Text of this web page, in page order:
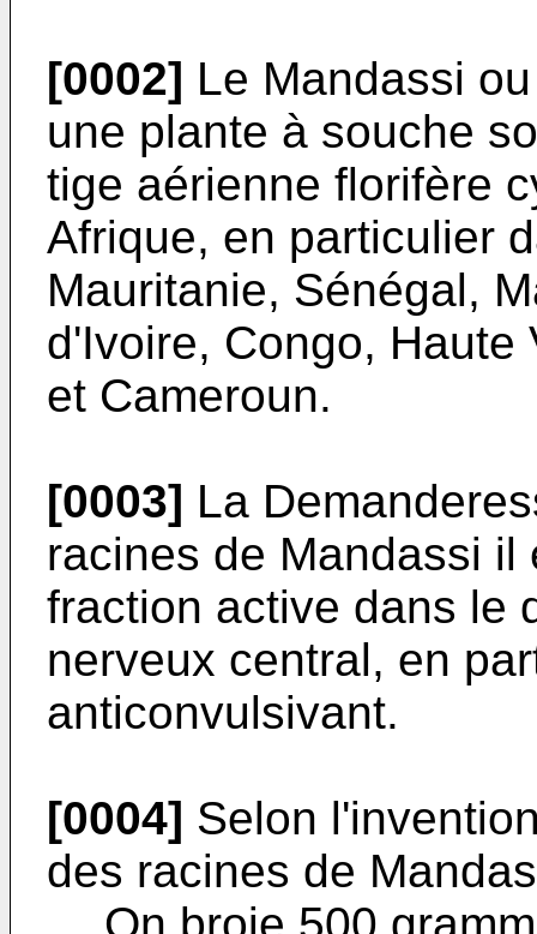
[0002] Le Mandassi
une plante à souche
tige aérienne florifère
Afrique, en particulier
Mauritanie, Sénégal,
d'Ivoire, Congo, Haute
et Cameroun.
[0003] La
racines de Mandassi
fraction active dans le
nerveux central, en
anticonvulsivant.
[0004] Selon
des racines de